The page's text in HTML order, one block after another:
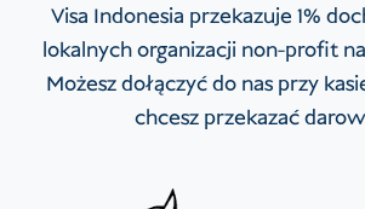
Visa Indonesia przekazuje 1%
lokalnych organizacji non-profit
Możesz dołączyć do nas przy
chcesz przekazać